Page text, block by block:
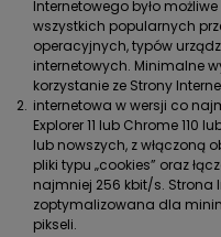
2.
Internetowego było
wszystkich popularnych
operacyjnych, typów
internetowych. Minimalne
korzystanie ze Strony
internetowa w wersji co
Explorer 11 lub Chrome 110
lub nowszych, z włączoną
pliki typu „cookies” oraz
najmniej 256 kbit/s. Strona
zoptymalizowana dla
pikseli.